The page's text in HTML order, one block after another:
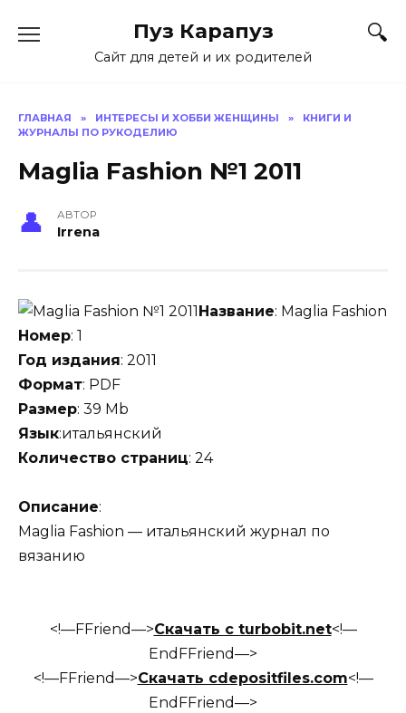
Пуз Карапуз
Сайт для детей и их родителей
ГЛАВНАЯ » ИНТЕРЕСЫ И ХОББИ ЖЕНЩИНЫ »
КНИГИ И
ЖУРНАЛЫ ПО РУКОДЕЛИЮ
Maglia Fashion №1 2011
АВТОР
Irrena
Название: Maglia Fashion
Номер: 1
Год издания: 2011
Формат: PDF
Размер: 39 Mb
Язык:итальянский
Количество страниц: 24
Описание:
Maglia Fashion — итальянский журнал по
вязанию
<!—FFriend—>Скачать с turbobit.net<!—
EndFFriend—>
<!—FFriend—>Скачать сdepositfiles.com<!—
EndFFriend—>